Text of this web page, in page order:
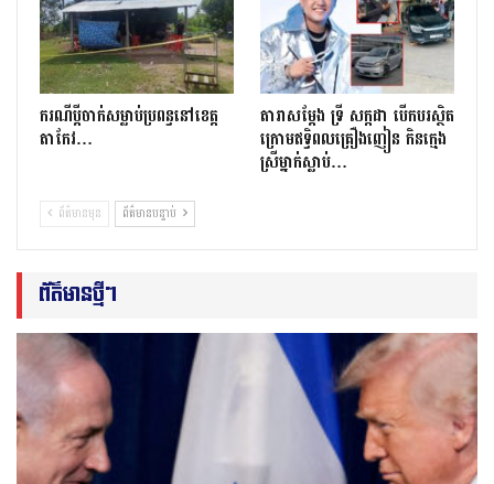
ករណីប្ដីចាក់សម្លាប់ប្រពន្ធនៅខេត្ត
តាកែវ…
តារាសម្ដែង ទ្រី សក្កដា បើកបរស្ថិត
ក្រោមឥទ្ធិពលគ្រឿងញៀន កិនក្មេង
ស្រីម្នាក់ស្លាប់…
ព័ត៌មានមុន ព័ត៌មានបន្ទាប់
ព័ត៌មានថ្មីៗ